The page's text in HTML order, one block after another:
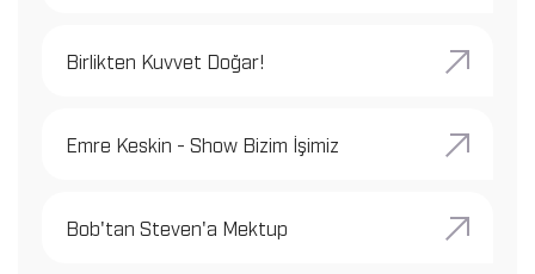
Birlikten Kuvvet Doğar!
Emre Keskin - Show Bizim İşimiz
Bob'tan Steven'a Mektup